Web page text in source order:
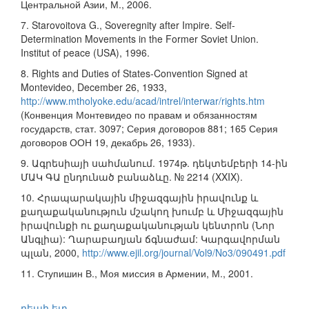
Центральной Азии, М., 2006.
7. Starovoitova G., Soveregnity after Impire. Self-
Determination Movements in the Former Soviet Union.
Institut of peace (USA), 1996.
8. Rights and Duties of States-Convention Signed at
Montevideo, December 26, 1933,
http://www.mtholyoke.edu/acad/intrel/interwar/rights.htm
(Конвенция Монтевидео по правам и обязанностям
государств, стат. 3097; Серия договоров 881; 165 Серия
договоров ООН 19, декабрь 26, 1933).
9. Ագրեսիայի սահմանում. 1974թ. դեկտեմբերի 14-ին
ՄԱԿ ԳԱ ընդունած բանաձևը. № 2214 (XXIX).
10. Հրապարակային միջազգային իրավունք և
քաղաքականություն մշակող խումբ և Միջազգային
իրավունքի ու քաղաքականության կենտրոն (Նոր
Անգլիա): Ղարաբաղյան ճգնաժամ: Կարգավորման
պլան, 2000, http://www.ejil.org/journal/Vol9/No3/090491.pdf
11. Ступишин В., Моя миссия в Армении, М., 2001.